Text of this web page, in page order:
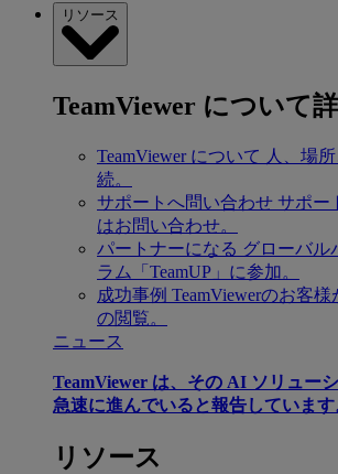
リソース
TeamViewer について
TeamViewer について 人、場
続。
サポートへ問い合わせ サポー
はお問い合わせ。
パートナーになる グローバル
ラム「TeamUP」に参加。
成功事例 TeamViewerのお客
の閲覧。
ニュース
TeamViewer は、その AI ソリュー
急速に進んでいると報告しています
リソース